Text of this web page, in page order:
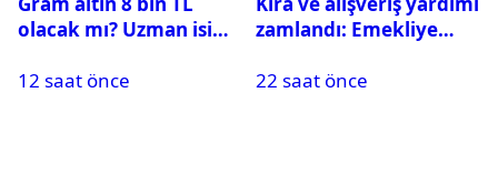
olacak mı? Uzman isim
açıkladı
12 saat önce
zamlandı: Emekliye
22 saat önce